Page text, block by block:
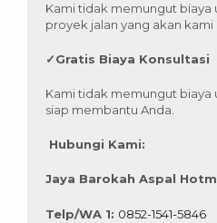
Kami tidak memungut biaya
proyek jalan yang akan kami
✓Gratis Biaya Konsultasi
Kami tidak memungut biaya
siap membantu Anda.
Hubungi Kami:
Jaya Barokah Aspal
Telp/WA 1: 0852-1541-5846